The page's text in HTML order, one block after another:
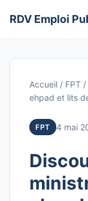
RDV Emploi
Accueil / FPT /
ehpad et lits
FPT 4 mai